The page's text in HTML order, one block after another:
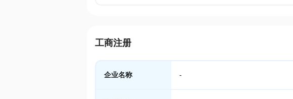
工商注册
企业名称 -